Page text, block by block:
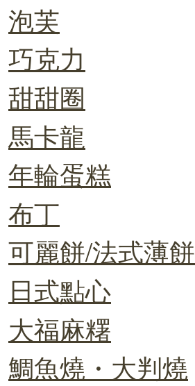
泡芙
巧克力
甜甜圈
馬卡龍
年輪蛋糕
布丁
可麗餅/法式薄餅
日式點心
大福麻糬
鯛魚燒・大判燒